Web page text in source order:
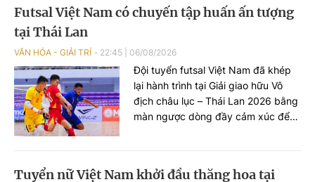
Singapore và Iraq.
Futsal Việt Nam có chuyến tập huấn ấn tượng
tại Thái Lan
VĂN HÓA - GIẢI TRÍ 22:45 06/08/2026
Đội tuyển futsal Việt Nam đã khép
lại hành trình tại Giải giao hữu Vô
địch châu lục – Thái Lan 2026 bằng
màn ngược dòng đầy cảm xúc để
Tuyển nữ Việt Nam khởi đầu thăng hoa tại